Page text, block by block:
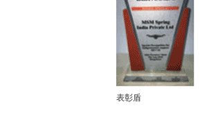
表彰盾